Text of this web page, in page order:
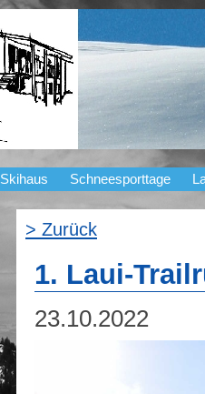
Skihaus Schneesporttage
> Zurück
1. Laui-
23.10.2022